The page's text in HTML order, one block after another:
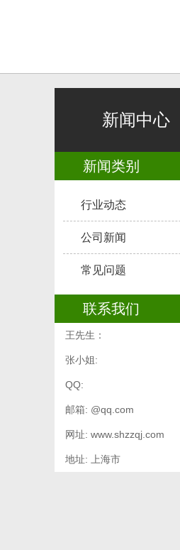
新闻中心
新闻类别
行业动态
公司新闻
常见问题
联系我们
王先生：
张小姐:
QQ:
邮箱: @qq.com
网址: www.shzzqj.com
地址: 上海市